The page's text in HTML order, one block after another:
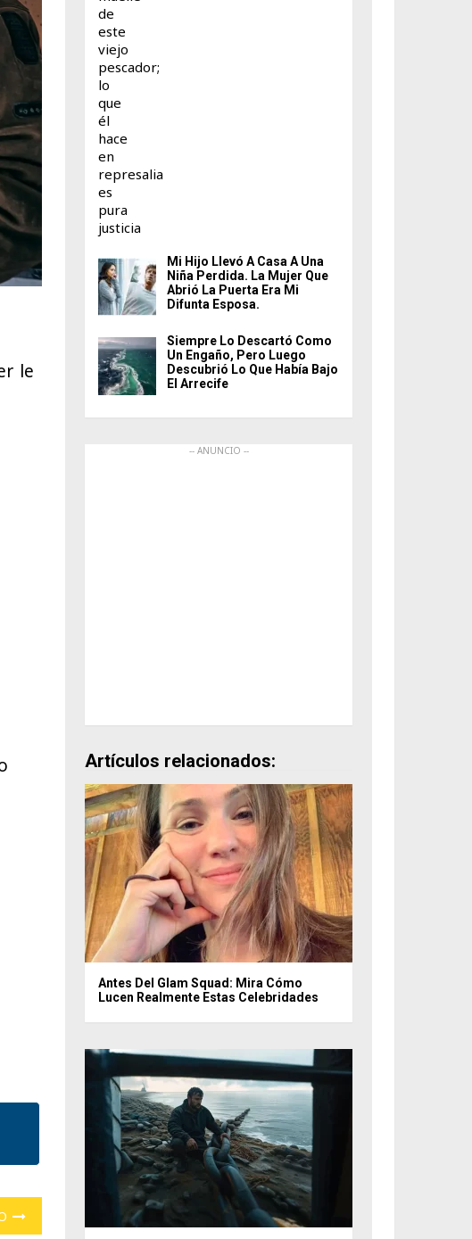
le
Mi Hijo Llevó A Casa A Una
Niña Perdida. La Mujer Que
Abrió La Puerta Era Mi
Difunta Esposa.
Siempre Lo Descartó Como
Un Engaño, Pero Luego
Descubrió Lo Que Había Bajo
El Arrecife
Artículos relacionados:
Antes Del Glam Squad: Mira Cómo
Lucen Realmente Estas Celebridades